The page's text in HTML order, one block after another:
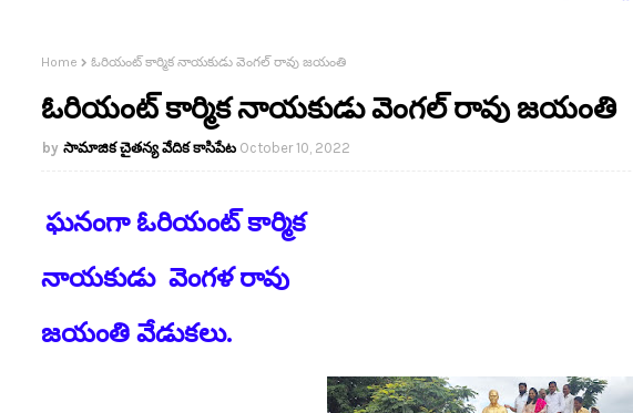
Home ఓరియంట్ కార్మిక నాయకుడు వెంగల్ రావు జయంతి
ఓరియంట్ కార్మిక నాయకుడు వెంగల్ రావు జయంతి
సామాజిక చైతన్య వేదిక కాసిపేట October 10, 2022
ఘనంగా ఓరియంట్ కార్మిక
నాయకుడు వెంగళ రావు
జయంతి వేడుకలు.